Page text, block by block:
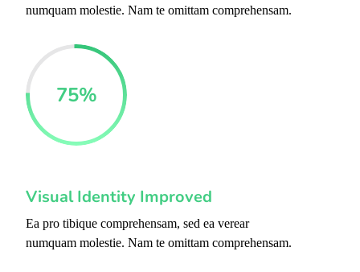
numquam molestie. Nam te omittam comprehensam.
75%
Visual Identity Improved
Ea pro tibique comprehensam, sed ea verear
numquam molestie. Nam te omittam comprehensam.